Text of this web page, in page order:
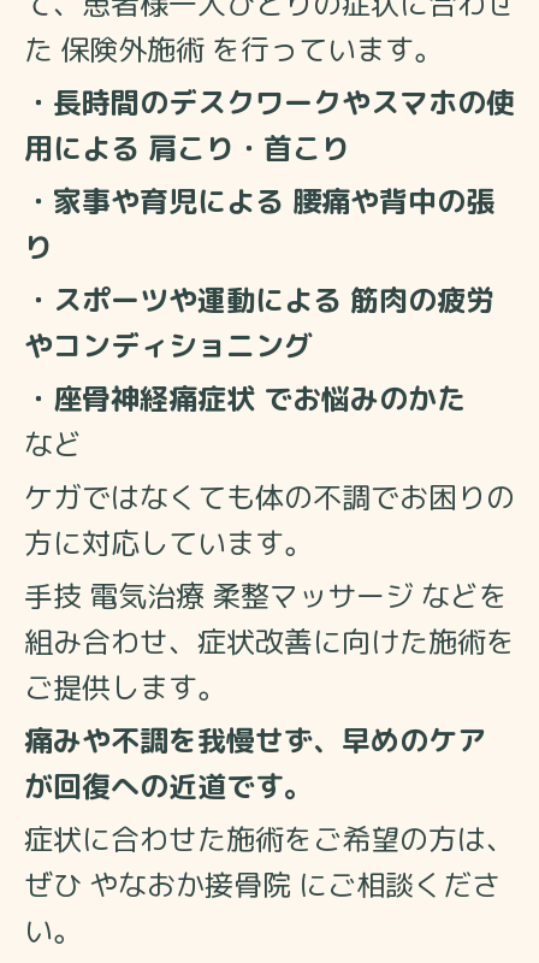
た 保険外施術 を行っています。
・長時間のデスクワークやスマホの使
用による 肩こり・首こり
・家事や育児による 腰痛や背中の張
り
・スポーツや運動による 筋肉の疲労
やコンディショニング
・座骨神経痛症状 でお悩みのかた
など
ケガではなくても体の不調でお困りの
方に対応しています。
手技 電気治療 柔整マッサージ などを
組み合わせ、症状改善に向けた施術を
ご提供します。
痛みや不調を我慢せず、早めのケア
が回復への近道です。
症状に合わせた施術をご希望の方は、
ぜひ やなおか接骨院 にご相談くださ
い。